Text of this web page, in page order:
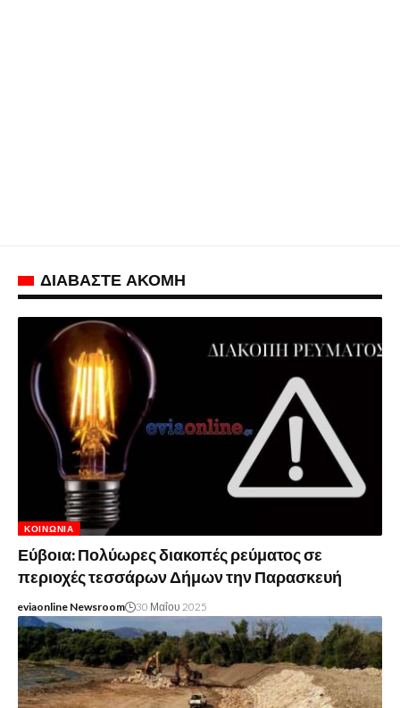
ΔΙΑΒΑΣΤΕ ΑΚΟΜΗ
ΚΟΙΝΩΝΊΑ
Εύβοια: Πολύωρες διακοπές ρεύματος σε
περιοχές τεσσάρων Δήμων την Παρασκευή
eviaonline Newsroom 30 Μαΐου 2025